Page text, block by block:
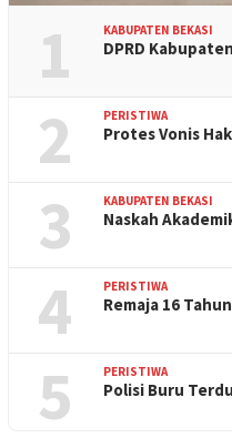
1 KABUPATEN BEKASI
DPRD
2 PERISTIWA
Protes Vonis
3 KABUPATEN BEKASI
Naskah
4 PERISTIWA
Remaja 16
5 PERISTIWA
Polisi Buru